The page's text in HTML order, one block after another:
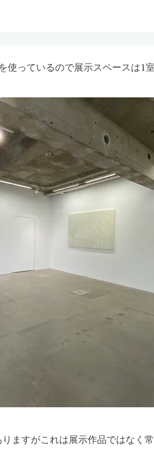
っているので展示スペースは1室
ますがこれは展示作品ではなく